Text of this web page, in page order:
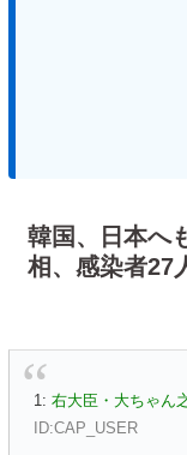
韓国、日本へ
相、感染者27
1: 右大臣・大ちゃん
ID:CAP_USER